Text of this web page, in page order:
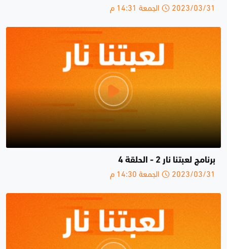
2023/03/31 الجمعة 14:31 م
برنامج لعبتنا نار 2 - الحلقة 4
2023/03/31 الجمعة 14:30 م